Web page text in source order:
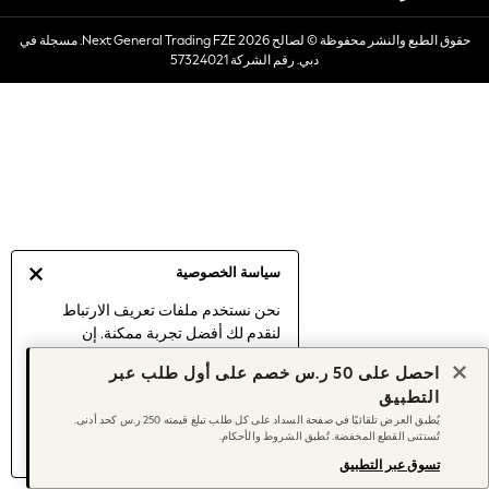
سياسة الخصوصية
نحن نستخدم ملفات تعريف الارتباط
لنقدم لك أفضل تجربة ممكنة. إن
موافقتك على استخدامنا لملفات تعريف
اكتشف المزيد عن إدارة إعدادات ملفات
تعريف الارتباط (الكوكيز).
Dresses
Occasionwear
Sets & Outfits
Sun Hats & Caps
Women's Holiday Shop
Women's Travel Styles
Dresses
Occasionwear
Linen Collection
Tops & T-Shirts
حقوق الطبع والنشر محفوظة © لصالح 2026 Next General Trading FZE. مسجلة في
دبي. رقم الشركة 57324021
احصل على 50 ر.س خصم على أول طلب عبر
التطبيق
يُطبق العرض تلقائيًا في صفحة السداد على كل طلب تبلغ قيمته 250 ر.س كحد أدنى.
تُستثنى القطع المخفضة. تُطبق الشروط والأحكام.
تسوق عبر التطبيق